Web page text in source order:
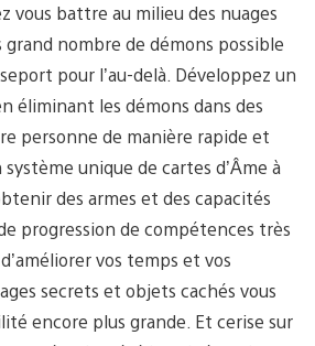
vous battre au milieu des nuages
nombre de démons possible
pour l’au-delà. Développez un
éliminant les démons dans des
personne de manière rapide et
système unique de cartes d’Âme à
des armes et des capacités
progression de compétences très
vos temps et vos
secrets et objets cachés vous
encore plus grande. Et cerise sur